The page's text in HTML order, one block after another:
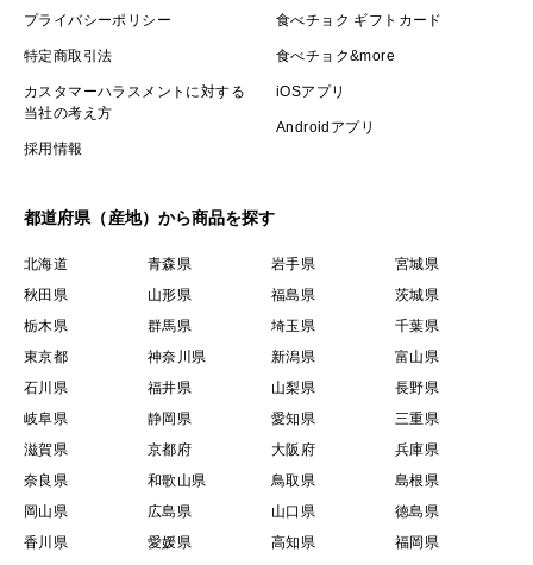
プライバシーポリシー
特定商取引法
カスタマーハラスメントに対する
当社の考え方
採用情報
食べチョク ギフトカード
食べチョク&more
iOSアプリ
Androidアプリ
都道府県（産地）から商品を探す
北海道 青森県 岩手県
宮城県
秋田県
山形県 福島県
茨城県
栃木県
群馬県 埼玉県
千葉県
東京都
神奈川県 新潟県
富山県
石川県
福井県 山梨県
長野県
岐阜県
静岡県 愛知県
三重県
滋賀県
京都府 大阪府
兵庫県
奈良県
和歌山県 鳥取県
島根県
岡山県
広島県 山口県
徳島県
香川県
愛媛県 高知県 福岡県